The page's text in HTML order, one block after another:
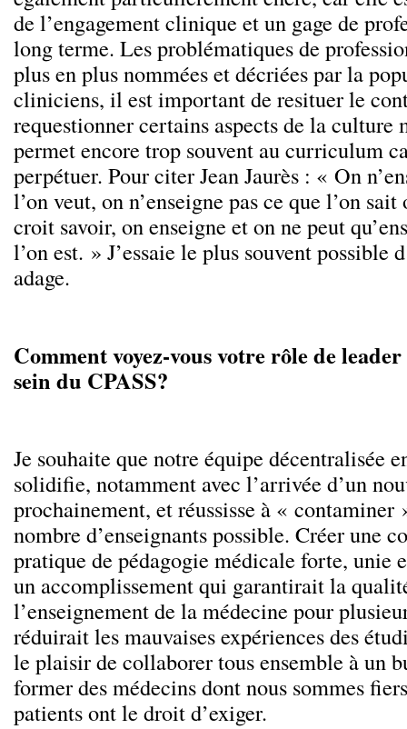
de l’engagement clinique et un gage de
long terme. Les problématiques de
plus en plus nommées et décriées par la
cliniciens, il est important de resituer le
requestionner certains aspects de la culture
permet encore trop souvent au curriculum
perpétuer. Pour citer Jean Jaurès : « On
l’on veut, on n’enseigne pas ce que l’on sait
croit savoir, on enseigne et on ne peut
l’on est. » J’essaie le plus souvent possible
adage.
Comment voyez-vous votre rôle de
sein du CPASS?
Je souhaite que notre équipe décentralisée
solidifie, notamment avec l’arrivée d’un
prochainement, et réussisse à « contaminer
nombre d’enseignants possible. Créer une
pratique de pédagogie médicale forte, unie
un accomplissement qui garantirait la
l’enseignement de la médecine pour
réduirait les mauvaises expériences des
le plaisir de collaborer tous ensemble à un
former des médecins dont nous sommes
patients ont le droit d’exiger.